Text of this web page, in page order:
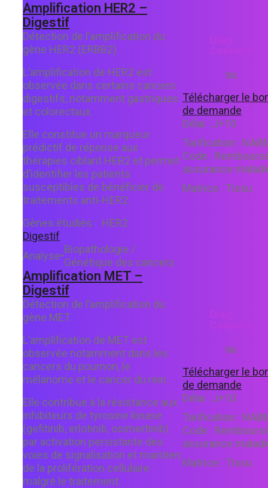
Amplification HER2 –
Digestif
Détection de l’amplification du
gène HER2 (ERBB2).
L’amplification de HER2 est
observée dans certains cancers
digestifs, notamment gastriques
et colorectaux.
Elle constitue un marqueur
prédictif de réponse aux
thérapies ciblant HER2 et permet
d’identifier les patients
susceptibles de bénéficier de
traitements anti-HER2.
Gènes étudiés : HER2
Digestif
ou
Télécharger le
de demande
Délai : J+10
Tarification :
Code :
assurance
Matrice : Tissu
Analyse•
Biopathologie /
Génétique des cancers
Amplification MET –
Digestif
Détection de l’amplification du
gène MET.
L’amplification de MET est
observée notamment dans les
cancers du poumon, le
mélanome et le cancer du rein.
Elle contribue à la résistance aux
inhibiteurs de tyrosine kinase
(gefitinib, erlotinib, osimertinib)
par activation persistante des
voies de signalisation et maintien
de la prolifération cellulaire
malgré le traitement.
ou
Télécharger le
de demande
Délai : J+10
Tarification :
Code :
assurance
Matrice : Tissu